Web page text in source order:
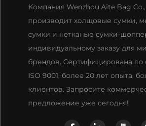
Компания Wenzhou Aite Bag
производит холщовые сумки,
сумки и нетканые сумки-
индивидуальному заказу для
брендов. Сертифицирована по
ISO 9001, более 20 лет опыта,
клиентов. Запросите
предложение уже сегодня!